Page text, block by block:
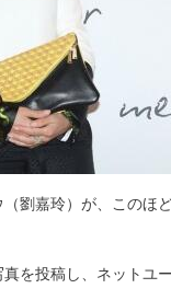
劉嘉玲）が、このほ
を投稿し、ネットユ